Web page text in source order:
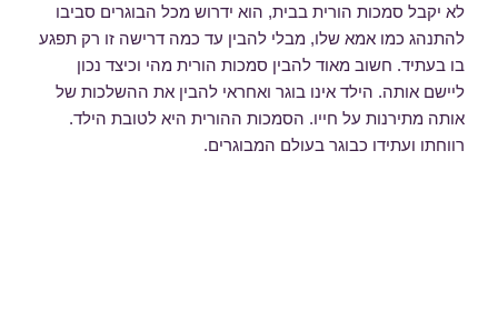
לא יקבל סמכות הורית בבית, הוא ידרוש מכל הבוגרים סביבו
להתנהג כמו אמא שלו, מבלי להבין עד כמה דרישה זו רק תפגע
בו בעתיד. חשוב מאוד להבין סמכות הורית מהי וכיצד נכון
ליישם אותה. הילד אינו בוגר ואחראי להבין את ההשלכות של
אותה מתירנות על חייו. הסמכות ההורית היא לטובת הילד.
רווחתו ועתידו כבוגר בעולם המבוגרים.